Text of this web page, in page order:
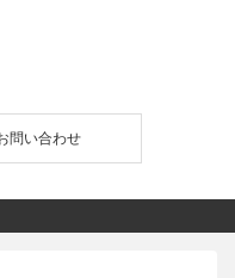
問い合わせ